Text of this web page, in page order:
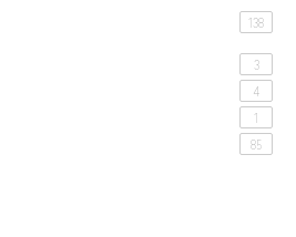
138
3
4
1
85